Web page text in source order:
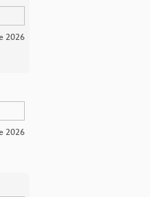
2026
2026